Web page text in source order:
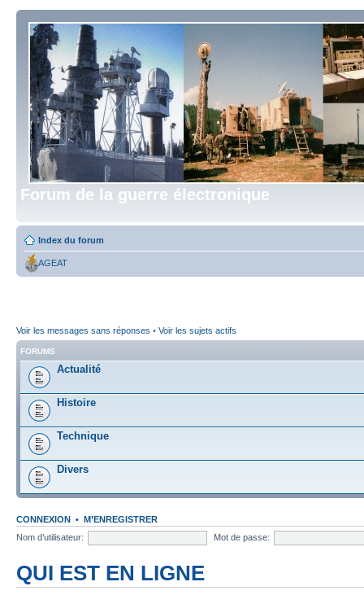
Forum de la guerre électronique
Index du forum
AGEAT
Voir les messages sans réponses • Voir les sujets actifs
FORUMS
Actualité
Histoire
Technique
Divers
CONNEXION • M’ENREGISTRER
Nom d’utilisateur:
Mot de passe:
QUI EST EN LIGNE